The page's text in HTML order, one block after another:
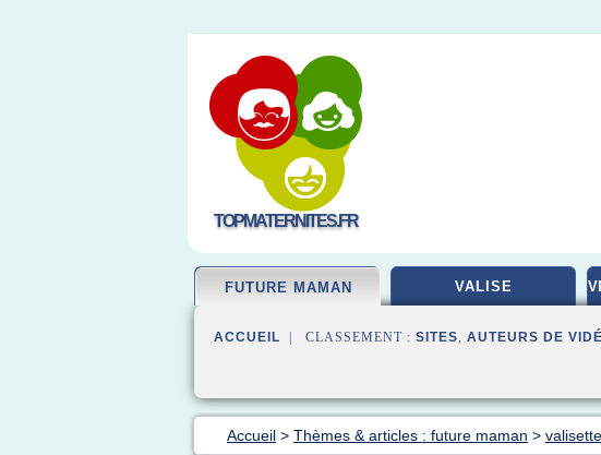
TOPMATERNITES.FR
FUTURE MAMAN VALISE
ACCUEIL | CLASSEMENT : SITES, AUTEURS DE
Accueil > Thèmes & articles : future maman >